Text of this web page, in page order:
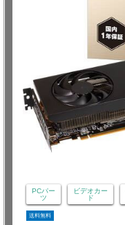
PCパー
ツ
ビデオカー
ド
送料無料